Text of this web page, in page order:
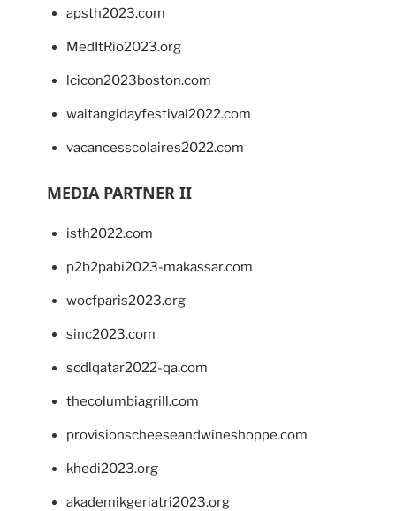
apsth2023.com
MedItRio2023.org
lcicon2023boston.com
waitangidayfestival2022.com
vacancesscolaires2022.com
MEDIA PARTNER II
isth2022.com
p2b2pabi2023-makassar.com
wocfparis2023.org
sinc2023.com
scdlqatar2022-qa.com
thecolumbiagrill.com
provisionscheeseandwineshoppe.com
khedi2023.org
akademikgeriatri2023.org